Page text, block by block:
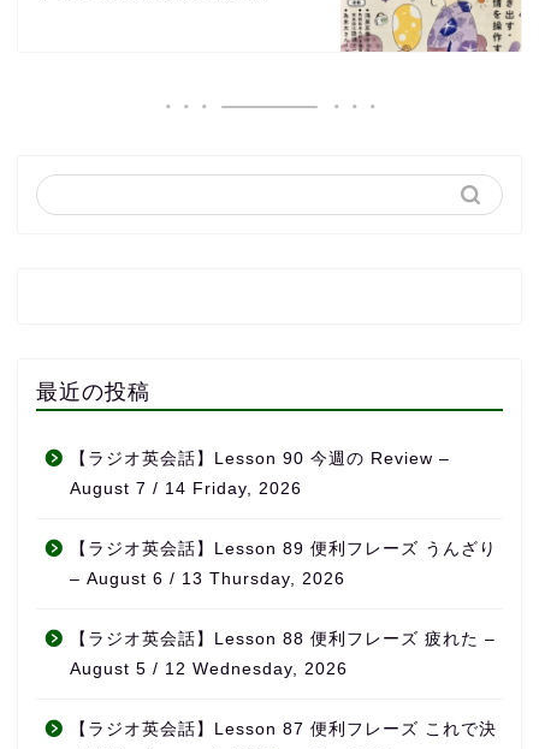
最近の投稿
【ラジオ英会話】Lesson 90 今週の Review –
August 7 / 14 Friday, 2026
【ラジオ英会話】Lesson 89 便利フレーズ うんざり
– August 6 / 13 Thursday, 2026
【ラジオ英会話】Lesson 88 便利フレーズ 疲れた –
August 5 / 12 Wednesday, 2026
【ラジオ英会話】Lesson 87 便利フレーズ これで決